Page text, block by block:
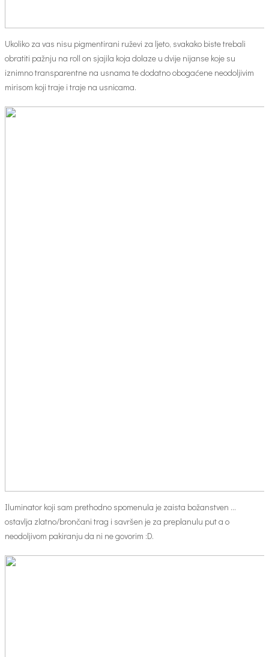
Ukoliko za vas nisu pigmentirani ruževi za ljeto, svakako biste trebali
obratiti pažnju na roll on sjajila koja dolaze u dvije nijanse koje su
iznimno transparentne na usnama te dodatno obogaćene neodoljivim
mirisom koji traje i traje na usnicama.
Iluminator koji sam prethodno spomenula je zaista božanstven …
ostavlja zlatno/brončani trag i savršen je za preplanulu put a o
neodoljivom pakiranju da ni ne govorim :D.